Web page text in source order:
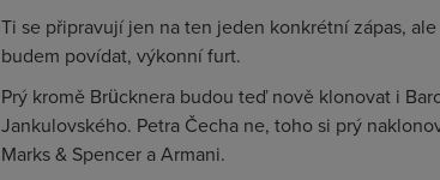
Ti se připravují jen na ten jeden konkrétní zápas,
budem povídat, výkonní furt.
Prý kromě Brücknera budou teď nově klonovat i
Jankulovského. Petra Čecha ne, toho si prý
Marks & Spencer a Armani.